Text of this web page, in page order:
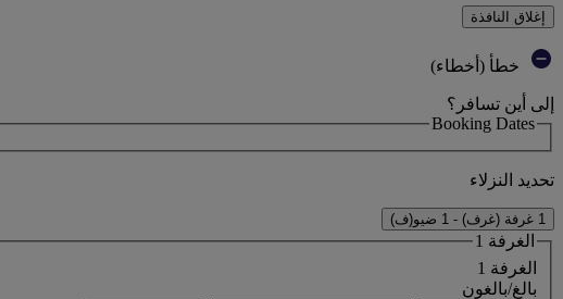
إغلاق النافذة
خطأ (أخطاء)
إلى أين تسافر؟
Booking Dates
تحديد النزلاء
1 غرفة (غرف) - 1 ضيو(ف)
الغرفة 1
الغرفة 1
بالغ/بالغون